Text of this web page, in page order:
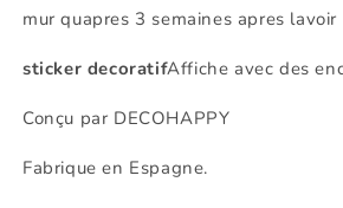
mur quapres 3 semaines apres
sticker decoratifAffiche avec des
Conçu par DECOHAPPY
Fabrique en Espagne.